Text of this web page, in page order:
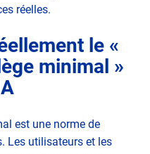
réelles.
le «
minimal »
est une norme de
Les utilisateurs et les